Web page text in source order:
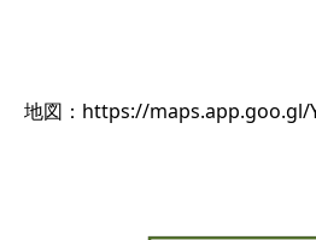
地図：https://maps.app.goo.gl/